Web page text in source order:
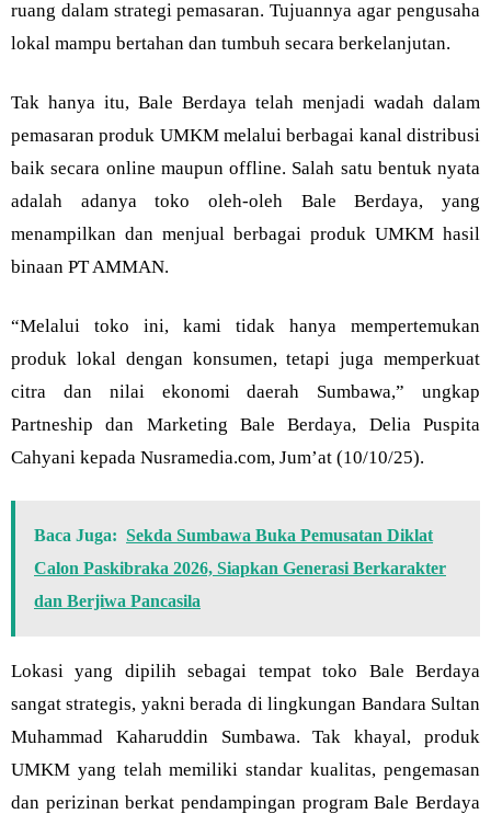
ruang dalam strategi pemasaran. Tujuannya agar pengusaha
lokal mampu bertahan dan tumbuh secara berkelanjutan.
Tak hanya itu, Bale Berdaya telah menjadi wadah dalam
pemasaran produk UMKM melalui berbagai kanal distribusi
baik secara online maupun offline. Salah satu bentuk nyata
adalah adanya toko oleh-oleh Bale Berdaya, yang
menampilkan dan menjual berbagai produk UMKM hasil
binaan PT AMMAN.
“Melalui toko ini, kami tidak hanya mempertemukan
produk lokal dengan konsumen, tetapi juga memperkuat
citra dan nilai ekonomi daerah Sumbawa,” ungkap
Partneship dan Marketing Bale Berdaya, Delia Puspita
Cahyani kepada Nusramedia.com, Jum’at (10/10/25).
Baca Juga: Sekda Sumbawa Buka Pemusatan Diklat
Calon Paskibraka 2026, Siapkan Generasi Berkarakter
dan Berjiwa Pancasila
Lokasi yang dipilih sebagai tempat toko Bale Berdaya
sangat strategis, yakni berada di lingkungan Bandara Sultan
Muhammad Kaharuddin Sumbawa. Tak khayal, produk
UMKM yang telah memiliki standar kualitas, pengemasan
dan perizinan berkat pendampingan program Bale Berdaya